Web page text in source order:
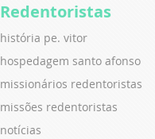
Redentoristas
história pe. vitor
hospedagem santo afonso
missionários redentoristas
missões redentoristas
notícias